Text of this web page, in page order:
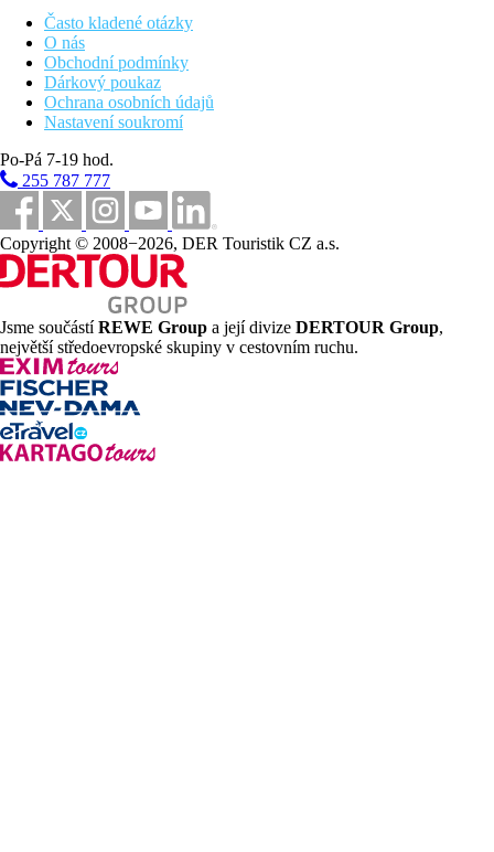
Bazény
Lehátka a slunečníky u bazénu zdarma
Dětský bazén
Bar u bazénu
Fotogalerie
Často kladené otázky
O nás
Obchodní podmínky
Dárkový poukaz
Ochrana osobních údajů
Nastavení soukromí
Po-Pá 7-19 hod.
255 787 777
Copyright © 2008−2026, DER Touristik CZ a.s.
Jsme součástíREWE Group a její divize DERTOUR Group,
největší středoevropské skupiny v cestovním ruchu.